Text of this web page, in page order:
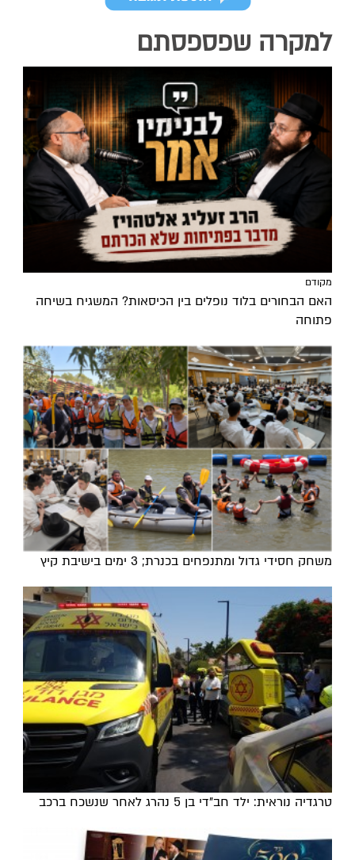
למקרה שפספסתם
מקודם
האם הבחורים בלוד נופלים בין הכיסאות? המשגיח בשיחה
פתוחה
משחק חסידי גדול ומתנפחים בכנרת; 3 ימים בישיבת קיץ
טרגדיה נוראית: ילד חב"די בן 5 נהרג לאחר שנשכח ברכב